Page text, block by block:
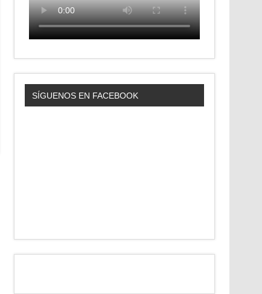
SÍGUENOS EN FACEBOOK